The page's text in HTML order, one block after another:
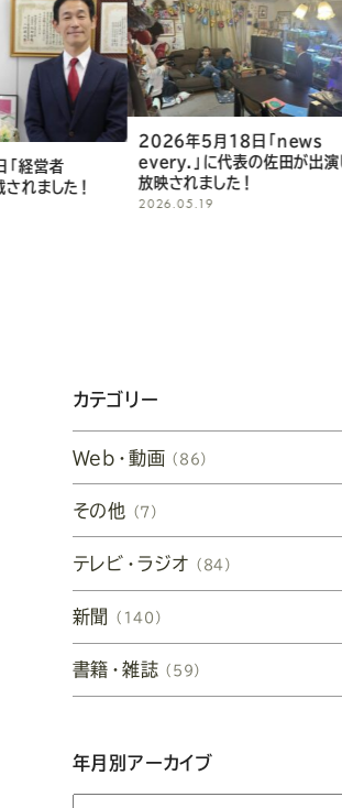
経営者
れました！
2026年5月18日「news
every.」に代表の佐田が出演し
放映されました！
2026.05.19
カテゴリー
Web・動画 （86）
その他 （7）
テレビ・ラジオ （84）
新聞 （140）
書籍・雑誌 （59）
年月別アーカイブ